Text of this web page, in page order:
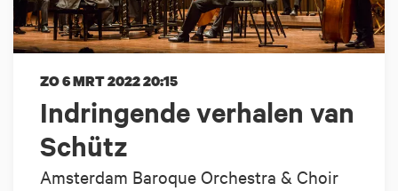
Indringende verhalen van
Schütz
Amsterdam Baroque Orchestra & Choir
ZO 6 MRT 202220:15